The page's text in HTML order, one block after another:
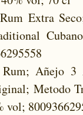
Extra
Añejo 3
Metodo
vol;